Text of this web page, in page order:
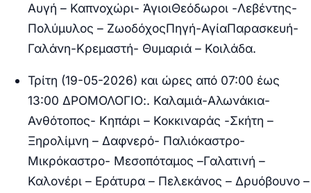
Αυγή – Καπνοχώρι- ΆγιοιΘεόδωροι -Λεβέντης-
Πολύμυλος – ΖωοδόχοςΠηγή-ΑγίαΠαρασκευή-
Γαλάνη-Κρεμαστή- Θυμαριά – Κοιλάδα.
Τρίτη (19-05-2026) και ώρες από 07:00 έως
13:00 ΔΡΟΜΟΛΟΓΙΟ:. Καλαμιά-Αλωνάκια-
Ανθότοπος- Κηπάρι – Κοκκιναράς -Σκήτη –
Ξηρολίμνη – Δαφνερό- Παλιόκαστρο-
Μικρόκαστρο- Μεσοπόταμος –Γαλατινή –
Καλονέρι – Εράτυρα – Πελεκάνος – Δρυόβουνο –